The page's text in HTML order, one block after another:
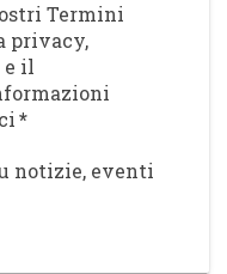
Termini
privacy,
e il
*
notizie, eventi